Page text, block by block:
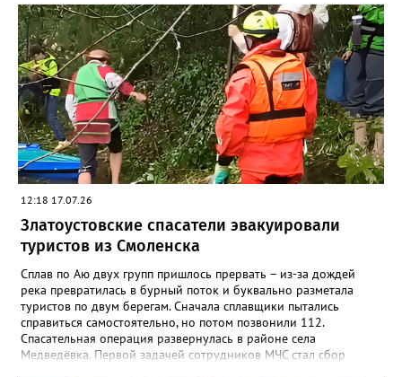
помощи», - сообщили в областной поисково-спасательной
службе. Сотрудники МЧС вновь напомнили: поход в лес и в
горы требует серьёзной подготовки и правильно
подобранного снаряжения. Например, не стоит надевать обувь
с гладкой подошвой, тем более что сейчас тропы Таганая
мокрые и грязные после недавних обильных дождей.
12:18 17.07.26
Златоустовские спасатели эвакуировали
туристов из Смоленска
Сплав по Аю двух групп пришлось прервать – из-за дождей
река превратилась в бурный поток и буквально разметала
туристов по двум берегам. Сначала сплавщики пытались
справиться самостоятельно, но потом позвонили 112.
Спасательная операция развернулась в районе села
Медведёвка. Первой задачей сотрудников МЧС стал сбор